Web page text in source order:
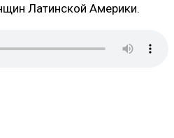
Латинской Америки.